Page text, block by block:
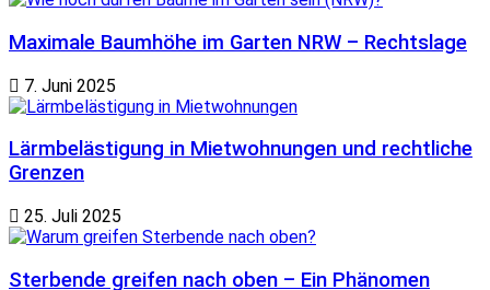
Maximale Baumhöhe im Garten NRW – Rechtslage
7. Juni 2025
Lärmbelästigung in Mietwohnungen und rechtliche
Grenzen
25. Juli 2025
Sterbende greifen nach oben – Ein Phänomen